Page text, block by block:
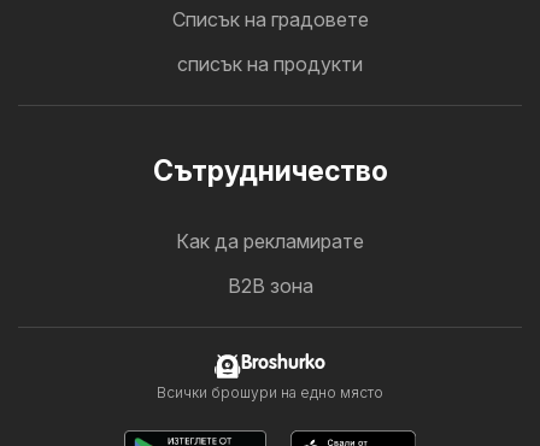
Cписък на градовете
списък на продукти
Cътрудничество
Как да рекламирате
B2B зона
Broshurko
Всички брошури на едно място